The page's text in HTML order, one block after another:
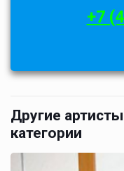
+7
Другие
категории